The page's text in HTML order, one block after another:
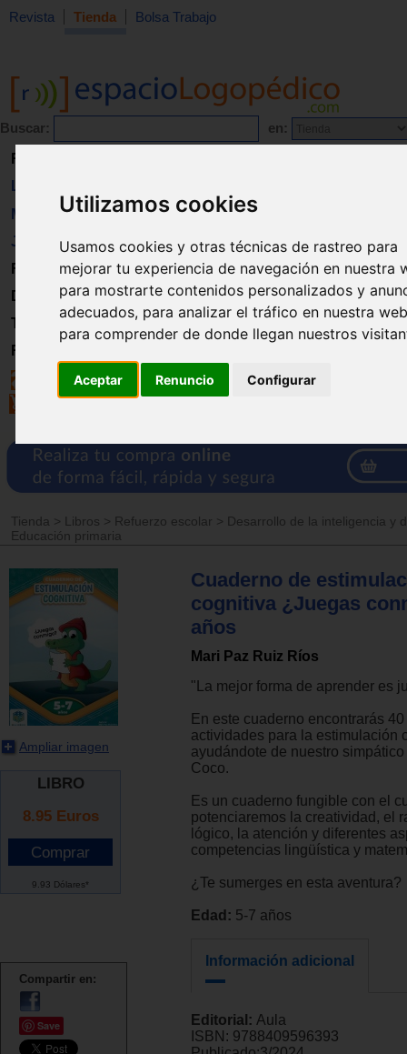
Utilizamos cookies
Usamos cookies y otras técnicas de rastreo para
mejorar tu experiencia de navegación en nuestra
para mostrarte contenidos personalizados y
adecuados, para analizar el tráfico en nuestra
para comprender de donde llegan nuestros
Aceptar Renuncio Configurar
Revista Tienda Bolsa Trabajo
Buscar: en:
Revista
Libros
Material
Juguetes
Formación
Directorio
Trabajo
Registro
Tienda > Libros > Refuerzo escolar > Desarrollo de la inteligencia y
Educación primaria
Ampliar imagen
LIBRO
8.95 Euros
9.93 Dólares*
Compartir en:
Save
Cuaderno de
cognitiva ¿Juegas
años
Mari Paz Ruiz Ríos
"La mejor forma de aprender es
En este cuaderno encontrarás
actividades para la estimulación
ayudándote de nuestro
Coco.
Es un cuaderno fungible con el
potenciaremos la creatividad, el
lógico, la atención y diferentes
competencias lingüística y
¿Te sumerges en esta aventura?
Edad: 5-7 años
Información adicional
Editorial: Aula
ISBN: 9788409596393